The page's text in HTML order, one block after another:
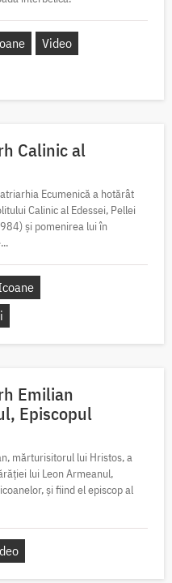
Video
Calinic al
Ecumenică a hotărât
Calinic al Edessei, Pellei
și pomenirea lui în
Emilian
Episcopul
mărturisitorul lui Hristos, a
lui Leon Armeanul,
și fiind el episcop al